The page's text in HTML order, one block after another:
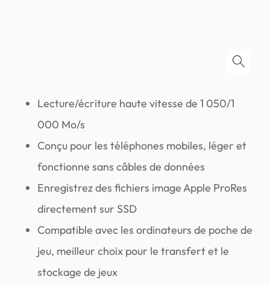
Lecture/écriture haute vitesse de 1 050/1
000 Mo/s
Conçu pour les téléphones mobiles, léger et
fonctionne sans câbles de données
Enregistrez des fichiers image Apple ProRes
directement sur SSD
Compatible avec les ordinateurs de poche de
jeu, meilleur choix pour le transfert et le
stockage de jeux